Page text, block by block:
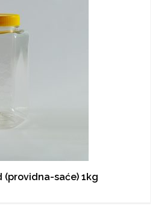
(providna-saće) 1kg